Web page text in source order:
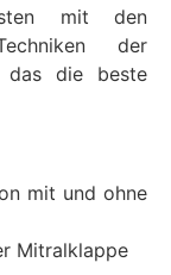
mit den
der
das die beste
mit und ohne
Mitralklappe